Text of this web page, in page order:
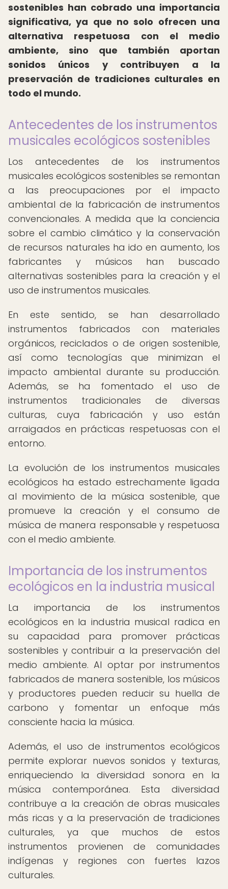
sostenibles han cobrado una importancia
significativa, ya que no solo ofrecen una
alternativa respetuosa con el medio
ambiente, sino que también aportan
sonidos únicos y contribuyen a la
preservación de tradiciones culturales en
todo el mundo.
Antecedentes de los instrumentos
musicales ecológicos sostenibles
Los antecedentes de los instrumentos
musicales ecológicos sostenibles se remontan
a las preocupaciones por el impacto
ambiental de la fabricación de instrumentos
convencionales. A medida que la conciencia
sobre el cambio climático y la conservación
de recursos naturales ha ido en aumento, los
fabricantes y músicos han buscado
alternativas sostenibles para la creación y el
uso de instrumentos musicales.
En este sentido, se han desarrollado
instrumentos fabricados con materiales
orgánicos, reciclados o de origen sostenible,
así como tecnologías que minimizan el
impacto ambiental durante su producción.
Además, se ha fomentado el uso de
instrumentos tradicionales de diversas
culturas, cuya fabricación y uso están
arraigados en prácticas respetuosas con el
entorno.
La evolución de los instrumentos musicales
ecológicos ha estado estrechamente ligada
al movimiento de la música sostenible, que
promueve la creación y el consumo de
música de manera responsable y respetuosa
con el medio ambiente.
Importancia de los instrumentos
ecológicos en la industria musical
La importancia de los instrumentos
ecológicos en la industria musical radica en
su capacidad para promover prácticas
sostenibles y contribuir a la preservación del
medio ambiente. Al optar por instrumentos
fabricados de manera sostenible, los músicos
y productores pueden reducir su huella de
carbono y fomentar un enfoque más
consciente hacia la música.
Además, el uso de instrumentos ecológicos
permite explorar nuevos sonidos y texturas,
enriqueciendo la diversidad sonora en la
música contemporánea. Esta diversidad
contribuye a la creación de obras musicales
más ricas y a la preservación de tradiciones
culturales, ya que muchos de estos
instrumentos provienen de comunidades
indígenas y regiones con fuertes lazos
culturales.